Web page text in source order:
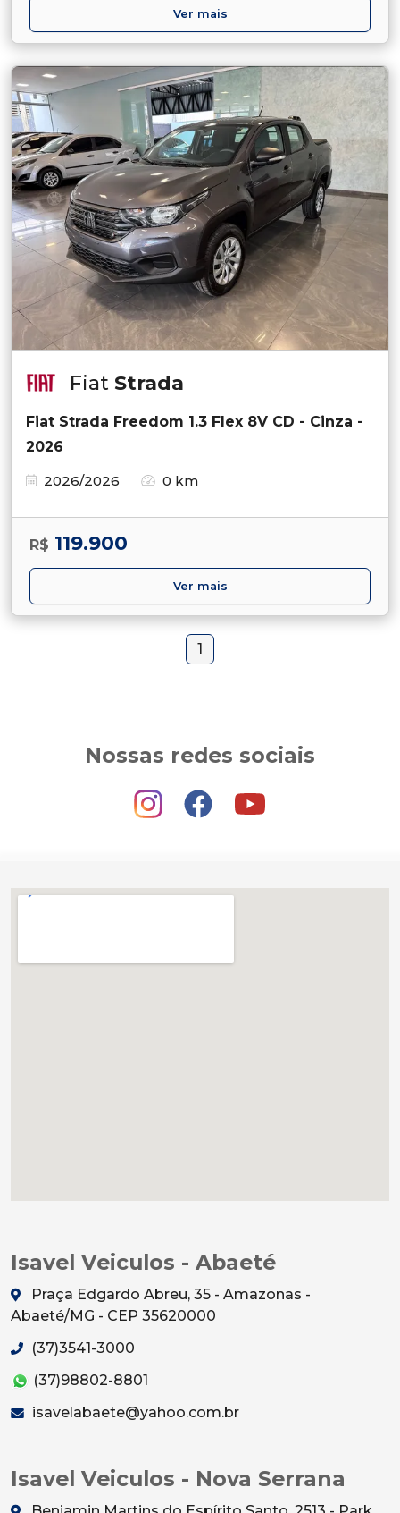
Ver mais
Fiat Strada
Fiat Strada Freedom 1.3 Flex 8V CD - Cinza -
2026
2026/2026
0 km
R$ 119.900
Ver mais
1
Nossas redes sociais
Isavel Veiculos - Abaeté
Praça Edgardo Abreu, 35 - Amazonas -
Abaeté/MG - CEP 35620000
(37)3541-3000
(37)98802-8801
isavelabaete@yahoo.com.br
Isavel Veiculos - Nova Serrana